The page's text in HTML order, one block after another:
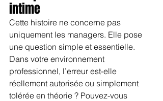
intime
Cette histoire ne concerne pas
uniquement les managers. Elle pose
une question simple et essentielle.
Dans votre environnement
professionnel, l’erreur est-elle
réellement autorisée ou simplement
tolérée en théorie ? Pouvez-vous